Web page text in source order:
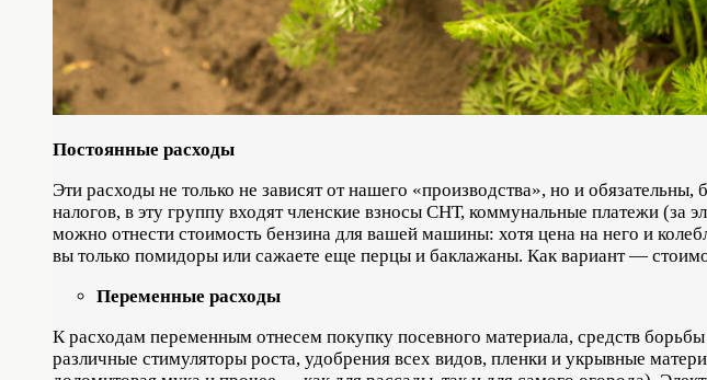
Постоянные расходы
Эти расходы не только не зависят от нашего «производства», но и
налогов, в эту группу входят членские взносы СНТ, коммунальные платежи (за
можно отнести стоимость бензина для вашей машины: хотя цена на него и
вы только помидоры или сажаете еще перцы и баклажаны. Как вариант —
Переменные расходы
К расходам переменным отнесем покупку посевного материала, средств
различные стимуляторы роста, удобрения всех видов, пленки и укрывные